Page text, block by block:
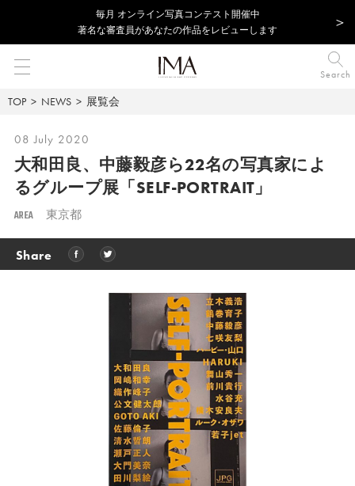
毎⽉ オンライン写真コンテスト開催中
著名な審査員があなたの作品をレビューします
Search
TOP NEWS 展覧会
08 July 2020
大和田良、中藤毅彦ら22名の写真家によ
るグループ展「SELF-PORTRAIT」
AREA 東京都
Share